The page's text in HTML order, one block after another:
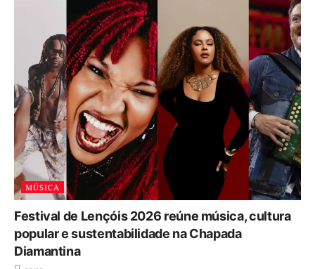
MÚSICA
Festival de Lençóis 2026 reúne música, cultura
popular e sustentabilidade na Chapada
Diamantina